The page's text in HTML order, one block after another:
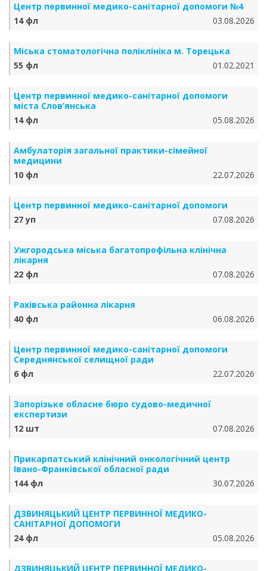
Центр первинної медико-санітарної допомоги №4
14 фл
03.08.2026
Міська стоматологічна поліклініка м. Торецька
55 фл
01.02.2021
Центр первинної медико-санітарної допомоги
міста Слов’янська
14 фл
05.08.2026
Амбулаторія загальної практики-сімейної
медицини
10 фл
22.07.2026
Центр первинної медико-санітарної допомоги
27 уп
07.08.2026
Ужгородська міська багатопрофільна клінічна
лікарня
22 фл
07.08.2026
Рахівська районна лікарня
40 фл
06.08.2026
Центр первинної медико-санітарної допомоги
Середнянської селищної ради
6 фл
22.07.2026
Запорізьке обласне бюро судово-медичної
експертизи
12 шт
07.08.2026
Прикарпатський клінічний онкологічний центр
Івано-Франківської обласної ради
144 фл
30.07.2026
ДЗВИНЯЦЬКИЙ ЦЕНТР ПЕРВИННОЇ МЕДИКО-
САНІТАРНОЇ ДОПОМОГИ
24 фл
05.08.2026
ДЗВИНЯЦЬКИЙ ЦЕНТР ПЕРВИННОЇ МЕДИКО-